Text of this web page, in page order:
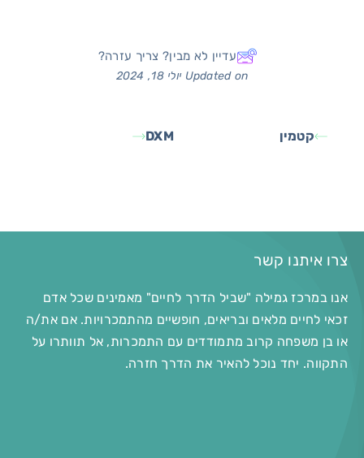
עדיין לא מבין? צריך עזרה?
Updated on יולי 18, 2024
קטמין DXM
צרו איתנו קשר
אנו במרכז גמילה "שביל הדרך לחיים" מאמינים שכל אדם
זכאי לחיים מלאים ובריאים, חופשיים מהתמכרויות. אם את/ה
או בן משפחה קרוב מתמודדים עם התמכרות, אל תוותרו על
התקווה. יחד נוכל להאיר את הדרך חזרה.